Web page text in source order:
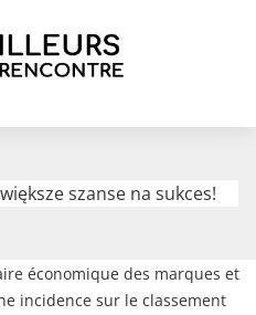
szanse na sukces!
économique des marques et
incidence sur le classement